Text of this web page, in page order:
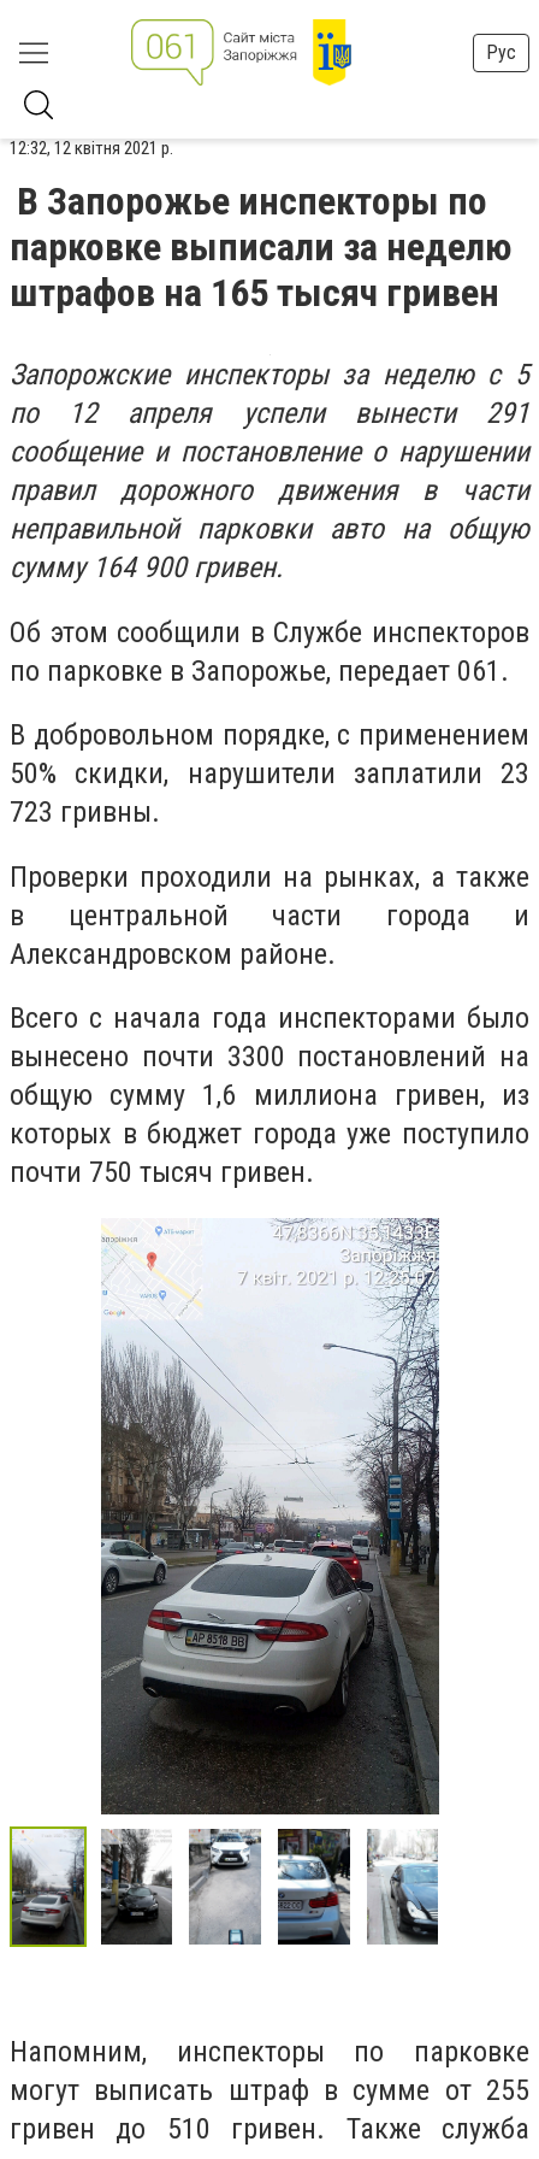
Рус
12:32, 12 квітня 2021 р.
В Запорожье инспекторы по
парковке выписали за неделю
штрафов на 165 тысяч гривен
Запорожские инспекторы за неделю с 5
по 12 апреля успели вынести 291
сообщение и постановление о нарушении
правил дорожного движения в части
неправильной парковки авто на общую
сумму 164 900 гривен.
Об этом сообщили в Службе инспекторов
по парковке в Запорожье, передает 061.
В добровольном порядке, с применением
50% скидки, нарушители заплатили 23
723 гривны.
Проверки проходили на рынках, а также
в центральной части города и
Александровском районе.
Всего с начала года инспекторами было
вынесено почти 3300 постановлений на
общую сумму 1,6 миллиона гривен, из
которых в бюджет города уже поступило
почти 750 тысяч гривен.
Напомним, инспекторы по парковке
могут выписать штраф в сумме от 255
гривен до 510 гривен. Также служба